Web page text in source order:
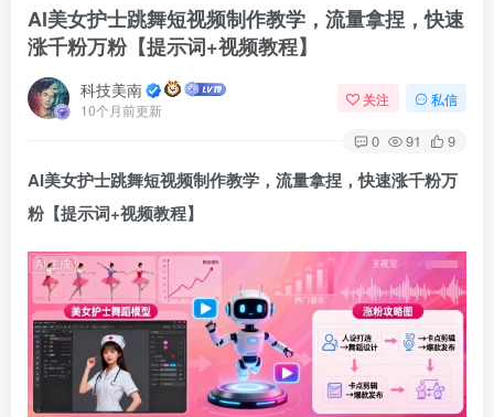
Arch Linux
AI美女护士跳舞短视频制作教学，流量拿捏，快速
涨千粉万粉【提示词+视频教程】
科技美南
10个月前更新
关注 私信
0 91 9
AI美女护士跳舞短视频制作教学，流量拿捏，快速涨千粉万
粉【提示词+视频教程】